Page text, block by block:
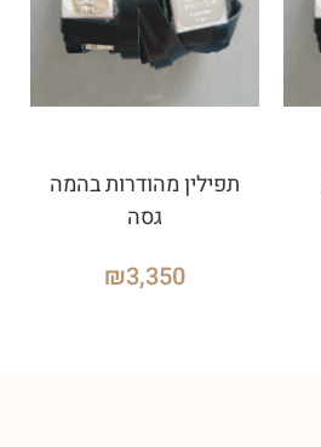
תפילין מהודרות בהמה
גסה
₪3,350